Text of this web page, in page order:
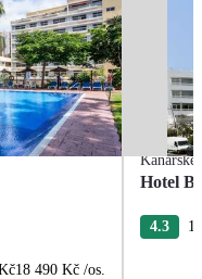
18 490 Kč /os.
Kanárské
Hotel
4.3